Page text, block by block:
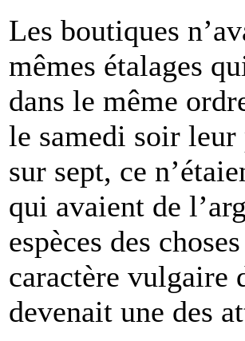
Les boutiques
mêmes étalages
dans le même
le samedi soir
sur sept, ce
qui avaient de
espèces des
caractère vulgaire
devenait une des